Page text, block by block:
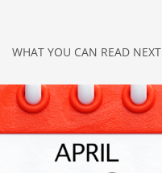
WHAT YOU CAN READ NEXT